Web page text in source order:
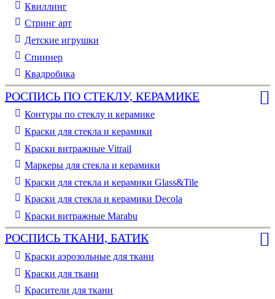
Квиллинг
Стринг арт
Детские игрушки
Спиннер
Квадробика
РОСПИСЬ ПО СТЕКЛУ, КЕРАМИКЕ
Контуры по стеклу и керамике
Краски для стекла и керамики
Краски витражные Vitrail
Маркеры для стекла и керамики
Краски для стекла и керамики Glass&Tile
Краски для стекла и керамики Decola
Краски витражные Marabu
РОСПИСЬ ТКАНИ, БАТИК
Краски аэрозольные для ткани
Краски для ткани
Красители для ткани